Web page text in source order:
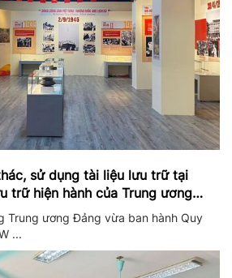
sử dụng tài liệu lưu trữ tại
trữ hiện hành của Trung ương
Trung ương Đảng
Trung ương Đảng vừa ban hành Quy
...